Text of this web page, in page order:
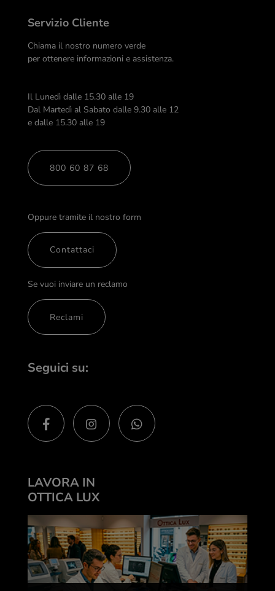
Servizio Cliente
Chiama il nostro numero verde
per ottenere informazioni e assistenza.
Il Lunedì dalle 15.30 alle 19
Dal Martedì al Sabato dalle 9.30 alle 12
e dalle 15.30 alle 19
800 60 87 68
Oppure tramite il nostro form
Contattaci
Se vuoi inviare un reclamo
Reclami
Seguici su:
LAVORA IN
OTTICA LUX